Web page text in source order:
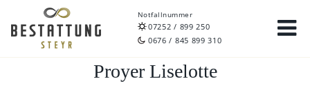
Notfallnummer
07252 / 899 250
0676 / 845 899 310
Proyer Liselotte